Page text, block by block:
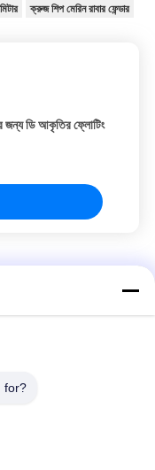
ক্রুজ শিপ মেরিন রাবার ফেন্ডার
জন্য ডি আকৃতির ফ্লোটিং
আবহাওয়ার জন্য টেকসই
নির্ভরযোগ্যতার জন্য আর্চ ডিজাইন
আর্চ রাবার ফেন্ডার
for?